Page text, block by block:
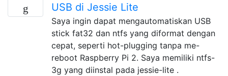
USB di Jessie Lite
Saya ingin dapat mengautomatiskan USB
stick fat32 dan ntfs yang diformat dengan
cepat, seperti hot-plugging tanpa me-
reboot Raspberry Pi 2. Saya memiliki ntfs-
3g yang diinstal pada jessie-lite .